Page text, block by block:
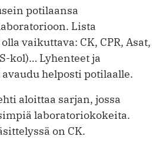
potilaansa
Lista
vaikuttava: CK, CPR, Asat,
kol)… Lyhenteet ja
helposti potilaalle.
aloittaa sarjan, jossa
laboratoriokokeita.
on CK.